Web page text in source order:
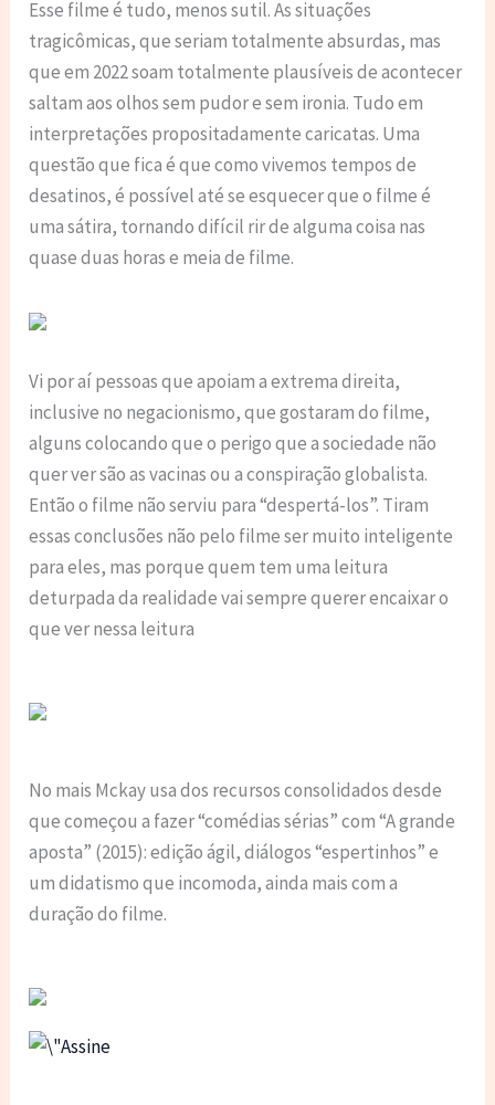
Esse filme é tudo, menos sutil. As situações
tragicômicas, que seriam totalmente absurdas, mas
que em 2022 soam totalmente plausíveis de acontecer
saltam aos olhos sem pudor e sem ironia. Tudo em
interpretações propositadamente caricatas. Uma
questão que fica é que como vivemos tempos de
desatinos, é possível até se esquecer que o filme é
uma sátira, tornando difícil rir de alguma coisa nas
quase duas horas e meia de filme.
Vi por aí pessoas que apoiam a extrema direita,
inclusive no negacionismo, que gostaram do filme,
alguns colocando que o perigo que a sociedade não
quer ver são as vacinas ou a conspiração globalista.
Então o filme não serviu para “despertá-los”. Tiram
essas conclusões não pelo filme ser muito inteligente
para eles, mas porque quem tem uma leitura
deturpada da realidade vai sempre querer encaixar o
que ver nessa leitura
No mais Mckay usa dos recursos consolidados desde
que começou a fazer “comédias sérias” com “A grande
aposta” (2015): edição ágil, diálogos “espertinhos” e
um didatismo que incomoda, ainda mais com a
duração do filme.